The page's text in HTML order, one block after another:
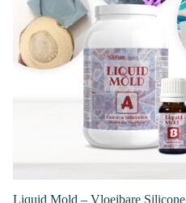
op
productpagina
Liquid Mold – Vloeibare Silicone